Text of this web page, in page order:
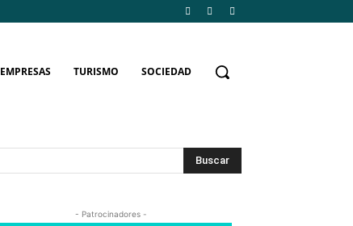
EMPRESAS TURISMO SOCIEDAD
Buscar
- Patrocinadores -